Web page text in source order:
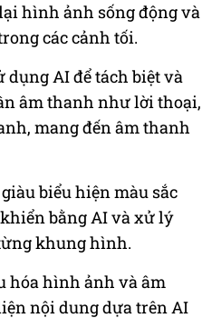
hình ảnh sống động và
các cảnh tối.
dụng AI để tách biệt và
âm thanh như lời thoại,
mang đến âm thanh
biểu hiện màu sắc
bằng AI và xử lý
khung hình.
hóa hình ảnh và âm
nội dung dựa trên AI